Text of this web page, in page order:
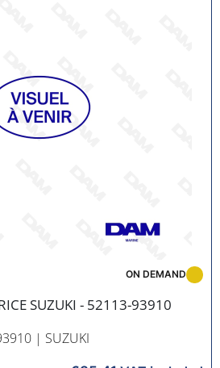
SUZUKI - 52113-93910
| SUZUKI
ON DEMAND